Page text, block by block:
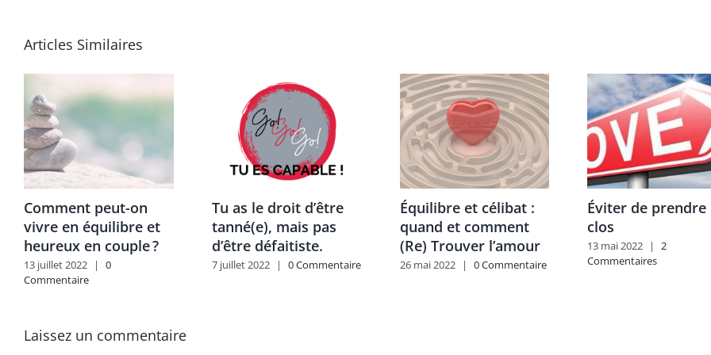
Articles Similaires
Comment peut-on
vivre en équilibre et
heureux en couple ?
13 juillet 2022 |
0
Commentaire
Tu as le droit d’être
tanné(e), mais pas
d’être défaitiste.
7 juillet 2022 | 0 Commentaire
Équilibre et célibat :
quand et comment
(Re) Trouver l’amour
26 mai 2022 | 0 Commentaire
Éviter de prendre
clos
13 mai 2022 |
2
Commentaires
Laissez un commentaire